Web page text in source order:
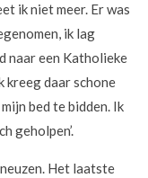
ik niet meer. Er was
ik lag
naar een Katholieke
kreeg daar schone
bed te bidden. Ik
geholpen’.
Het laatste